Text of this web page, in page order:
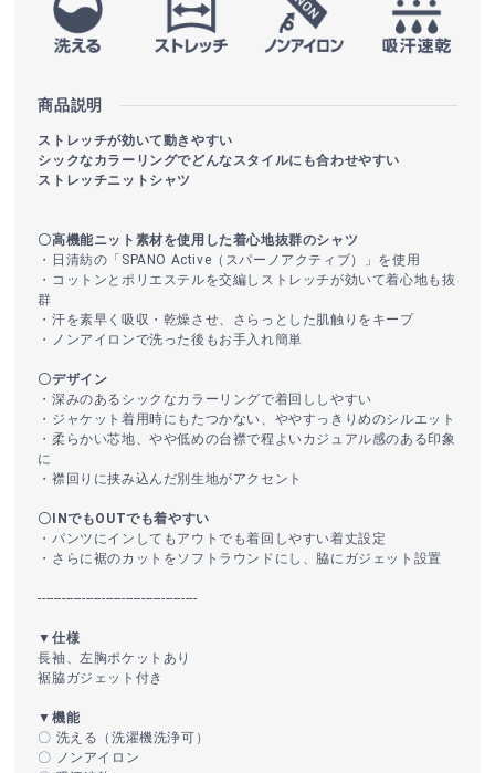
商品説明
ストレッチが効いて動きやすい
シックなカラーリングでどんなスタイルにも合わせやすい
ストレッチニットシャツ
〇高機能ニット素材を使用した着心地抜群のシャツ
・日清紡の「SPANO Active（スパーノアクティブ）」を使用
・コットンとポリエステルを交編しストレッチが効いて着心地も抜
群
・汗を素早く吸収・乾燥させ、さらっとした肌触りをキープ
・ノンアイロンで洗った後もお手入れ簡単
〇デザイン
・深みのあるシックなカラーリングで着回ししやすい
・ジャケット着用時にもたつかない、ややすっきりめのシルエット
・柔らかい芯地、やや低めの台襟で程よいカジュアル感のある印象
に
・襟回りに挟み込んだ別生地がアクセント
〇INでもOUTでも着やすい
・パンツにインしてもアウトでも着回しやすい着丈設定
・さらに裾のカットをソフトラウンドにし、脇にガジェット設置
----------------------------------------
▼仕様
長袖、左胸ポケットあり
裾脇ガジェット付き
▼機能
〇 洗える（洗濯機洗浄可）
〇 ノンアイロン